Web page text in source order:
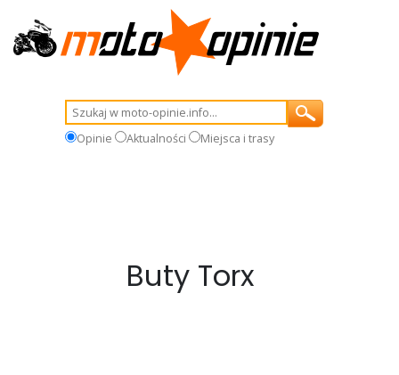
Opinie Aktualności Miejsca i trasy
Buty Torx